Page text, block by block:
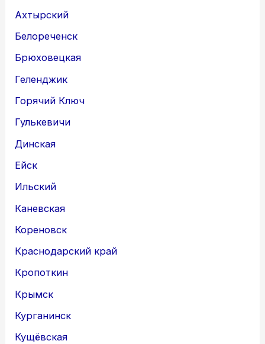
Ахтырский
Белореченск
Брюховецкая
Геленджик
Горячий Ключ
Гулькевичи
Динская
Ейск
Ильский
Каневская
Кореновск
Краснодарский край
Кропоткин
Крымск
Курганинск
Кущёвская